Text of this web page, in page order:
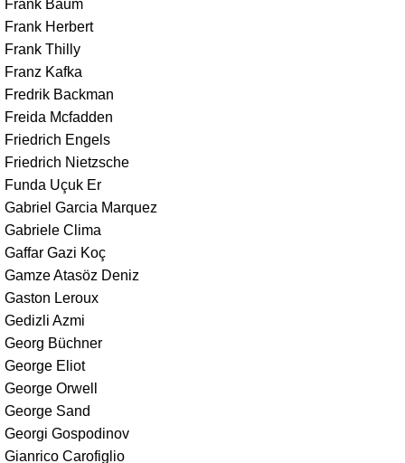
Frank Baum
Frank Herbert
Frank Thilly
Franz Kafka
Fredrik Backman
Freida Mcfadden
Friedrich Engels
Friedrich Nietzsche
Funda Uçuk Er
Gabriel Garcia Marquez
Gabriele Clima
Gaffar Gazi Koç
Gamze Atasöz Deniz
Gaston Leroux
Gedizli Azmi
Georg Büchner
George Eliot
George Orwell
George Sand
Georgi Gospodinov
Gianrico Carofiglio